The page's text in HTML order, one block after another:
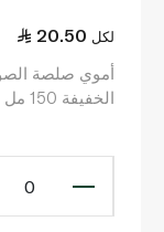
20.50 لكل
أموي صلصة
الخفيفة 150 مل
0